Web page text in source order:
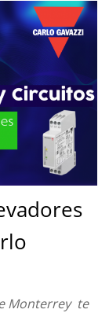
Monterrey te